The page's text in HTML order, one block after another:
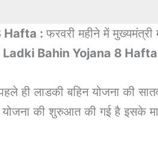
Hafta :फरवरी महीने में
Bahin Yojana 8
ही लाडकी बहिन योजना की
की शुरुआत की गई है इसके